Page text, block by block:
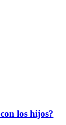
los hijos?